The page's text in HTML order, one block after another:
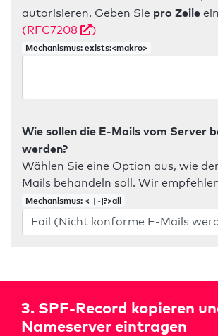
autorisieren. Geben Sie pro Zeile
(RFC7208
)
Mechanismus: exists:<makro>
Wie sollen die E-Mails vom Server
werden?
Wählen Sie eine Option aus, wie
Mails behandeln soll. Wir
Mechanismus: <-|~|?>all
3. SPF-Record kopieren
Nameserver eintragen